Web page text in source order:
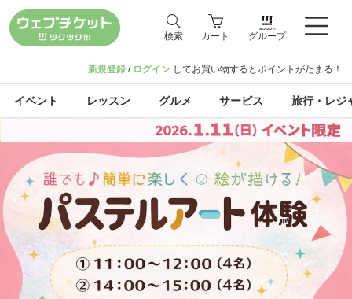
検索 カート グループ
新規登録 / ログイン してお買い物するとポイントがたまる！
イベント レッスン グルメ サービス 旅行・レジ